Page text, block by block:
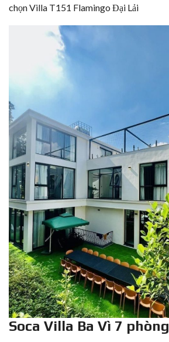
chọn Villa T151 Flamingo Đại Lải
Soca Villa Ba Vì 7